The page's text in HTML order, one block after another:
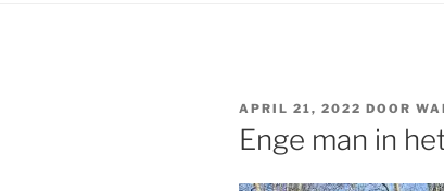
GEPLAATST
OP
APRIL 21, 2022 DOOR
Enge man in